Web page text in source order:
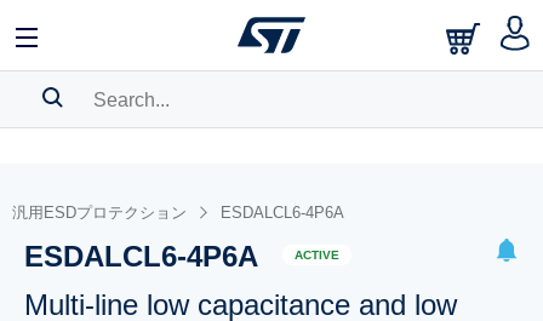
BOOKMARK
Pleaselog into show your saved searches.
汎用ESDプロテクション ESDALCL6-4P6A
ESDALCL6-4P6A ACTIVE
Multi-line low capacitance and low